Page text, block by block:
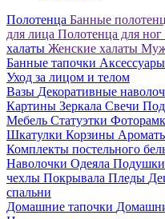
Полотенца Банные
для лица Полотенца для ног
халаты Женские халаты
Банные тапочки
Уход за лицом и телом
Вазы Декоративные
Картины Зеркала Свечи
Мебель Статуэтки
Шкатулки Корзины
Комплекты постельного
Наволочки Одеяла Подушки
чехлы Покрывала Пледы
спальни
Домашние тапочки